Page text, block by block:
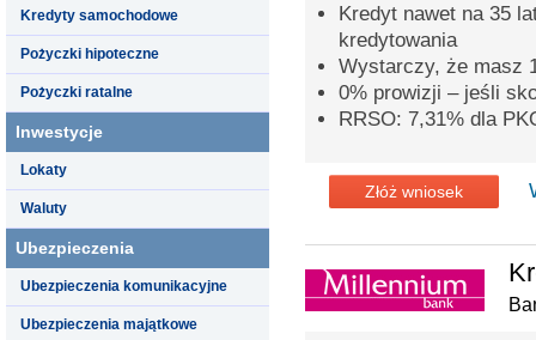
Kredyty samochodowe
Pożyczki hipoteczne
Pożyczki ratalne
Inwestycje
Lokaty
Waluty
Ubezpieczenia
Ubezpieczenia komunikacyjne
Ubezpieczenia majątkowe
Kredyt nawet na 35
kredytowania
Wystarczy, że masz
0% prowizji – jeśli
RRSO: 7,31% dla
Złóż wniosek